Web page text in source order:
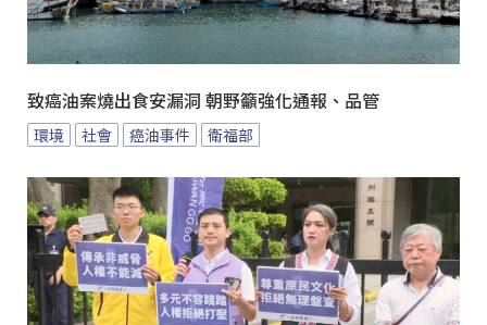
致癌油案燒出食安漏洞 朝野籲強化通報、品管
環境 社會 癌油事件 衛福部